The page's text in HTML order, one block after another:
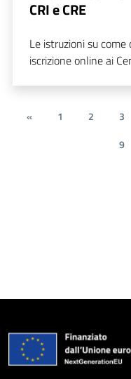
CRI e CRE
Le istruzioni su
iscrizione online ai
« 1 2 3
9